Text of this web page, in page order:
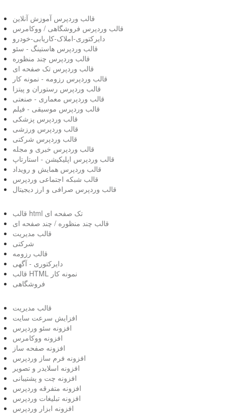
قالب وردپرس آموزش آنلاین
قالب وردپرس فروشگاهی / ووکامرس
دایرکتوری-املاک-کاریابی-خودرو
قالب وردپرس هاستینگ - سئو
قالب وردپرس چند منظوره
قالب وردپرس تک صفحه ای
قالب وردپرس رزومه - نمونه کار
قالب وردپرس رستوران و پیتزا
قالب وردپرس معماری - صنعتی
قالب وردپرس موسیقی - فیلم
قالب وردپرس پزشکی
قالب وردپرس ورزشی
قالب وردپرس شرکتی
قالب وردپرس خبری و مجله
قالب وردپرس اپلیکیشن - استارتاپ
قالب وردپرس همایش و رویداد
قالب شبکه اجتماعی وردپرس
قالب وردپرس صرافی و ارز دیجیتال
قالب html تک صفحه ای
قالب چند منظوره / چند صفحه ای
قالب مدیریت
شرکتی
قالب رزومه
دایرکتوری - آگهی
قالب HTML نمونه کار
فروشگاهی
قالب مدیریت
افزایش سرعت سایت
افزونه سئو وردپرس
افزونه ووکامرس
افزونه صفحه ساز
افزونه فرم ساز وردپرس
افزونه اسلایدر و تصویر
افزونه چت و پشتیبانی
افزونه متفرقه وردپرس
افزونه تبلیغات وردپرس
افزونه ابزار وردپرس